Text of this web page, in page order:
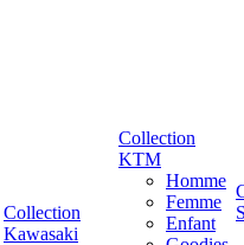
Collection
Kawasaki
Collection
KTM
Homme
Femme
Enfant